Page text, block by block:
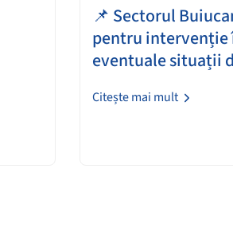
📌 Sectorul
pentru intervenție
eventuale situații
Citește mai mult